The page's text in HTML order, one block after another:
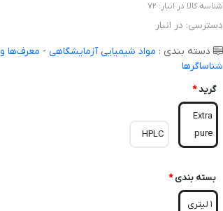
شناسه کالا در انبار: 72
دسترسی: در انبار
دسته بندی : مواد شیمیایی آزمایشگاهی - معرف‌ها و
شناساگرها
گرید*
Extra
pure
HPLC
بسته بندی *
1 لیتری